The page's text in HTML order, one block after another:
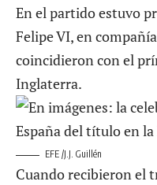
En el partido estuvo
Felipe VI, en
coincidieron con el
Inglaterra.
EFE /J.J. Guillén
Cuando recibieron el